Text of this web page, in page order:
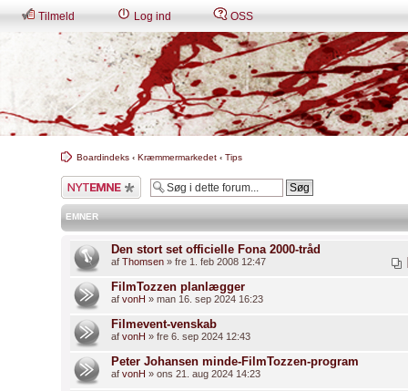
Tilmeld Log ind OSS
Boardindeks ‹ Kræmmermarkedet ‹ Tips
Skriv et nyt emne
EMNER
Den stort set officielle Fona 2000-tråd
af Thomsen » fre 1. feb 2008 12:47
FilmTozzen planlægger
af vonH » man 16. sep 2024 16:23
Filmevent-venskab
af vonH » fre 6. sep 2024 12:43
Peter Johansen minde-FilmTozzen-program
af vonH » ons 21. aug 2024 14:23